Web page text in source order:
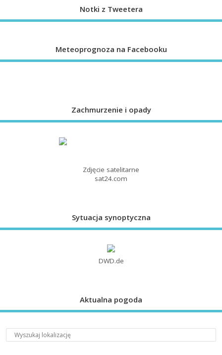
Notki z Tweetera
Meteoprognoza na Facebooku
Zachmurzenie i opady
Zdjęcie satelitarne
sat24.com
Sytuacja synoptyczna
DWD.de
Aktualna pogoda